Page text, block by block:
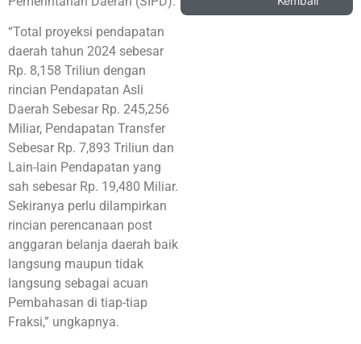
“Total proyeksi pendapatan
daerah tahun 2024 sebesar
Rp. 8,158 Triliun dengan
rincian Pendapatan Asli
Daerah Sebesar Rp. 245,256
Miliar, Pendapatan Transfer
Sebesar Rp. 7,893 Triliun dan
Lain-lain Pendapatan yang
sah sebesar Rp. 19,480 Miliar.
Sekiranya perlu dilampirkan
rincian perencanaan post
anggaran belanja daerah baik
langsung maupun tidak
langsung sebagai acuan
Pembahasan di tiap-tiap
Fraksi,” ungkapnya.